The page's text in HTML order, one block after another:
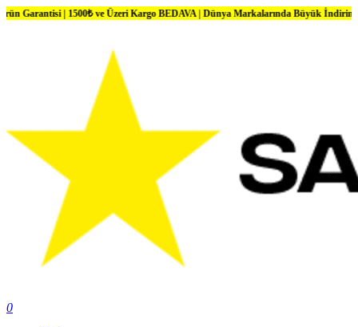
1500₺ ve Üzeri Kargo BEDAVA | Dünya Markalarında Büyük İndirimler
0